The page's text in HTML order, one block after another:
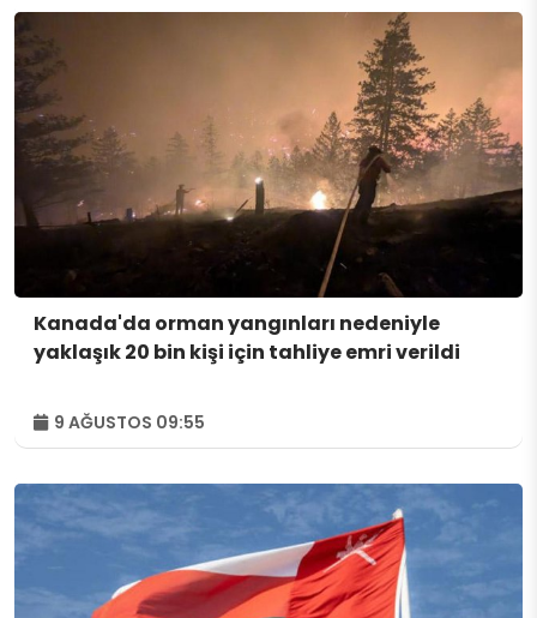
Kanada'da orman yangınları nedeniyle
yaklaşık 20 bin kişi için tahliye emri verildi
9 AĞUSTOS 09:55